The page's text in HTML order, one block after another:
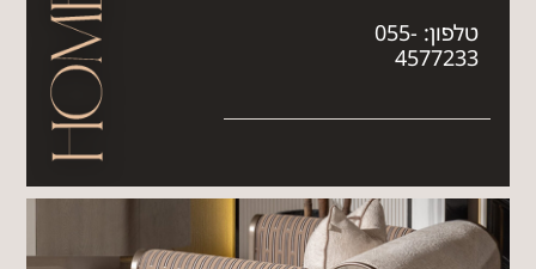
טלפון: 055-
4577233